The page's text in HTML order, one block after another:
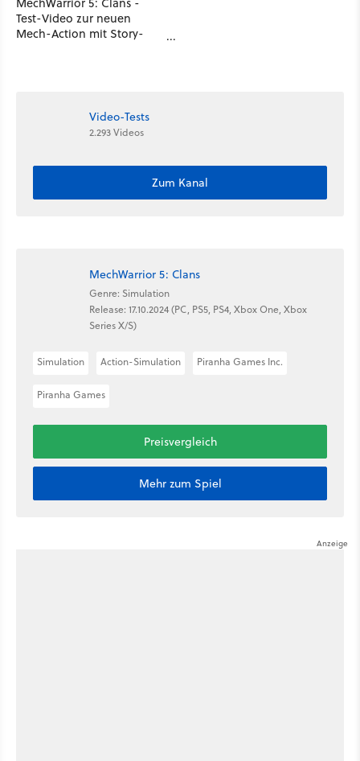
Test-Video zur neuen
Mech-Action mit Story-
Video-Tests
2.293 Videos
Zum Kanal
MechWarrior 5: Clans
Genre: Simulation
Release: 17.10.2024 (PC, PS5, PS4, Xbox One, Xbox
Series X/S)
Simulation Action-Simulation Piranha Games Inc.
Piranha Games
Preisvergleich
Mehr zum Spiel